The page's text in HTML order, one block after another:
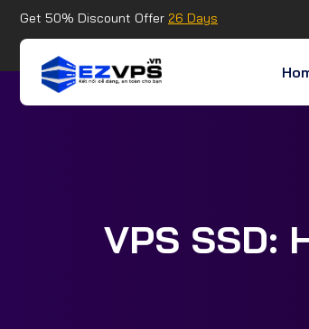
Get 50% Discount Offer 26 Days
VPS SSD: